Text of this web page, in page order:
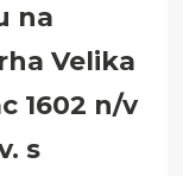
na
Velika
1602 n/v
s